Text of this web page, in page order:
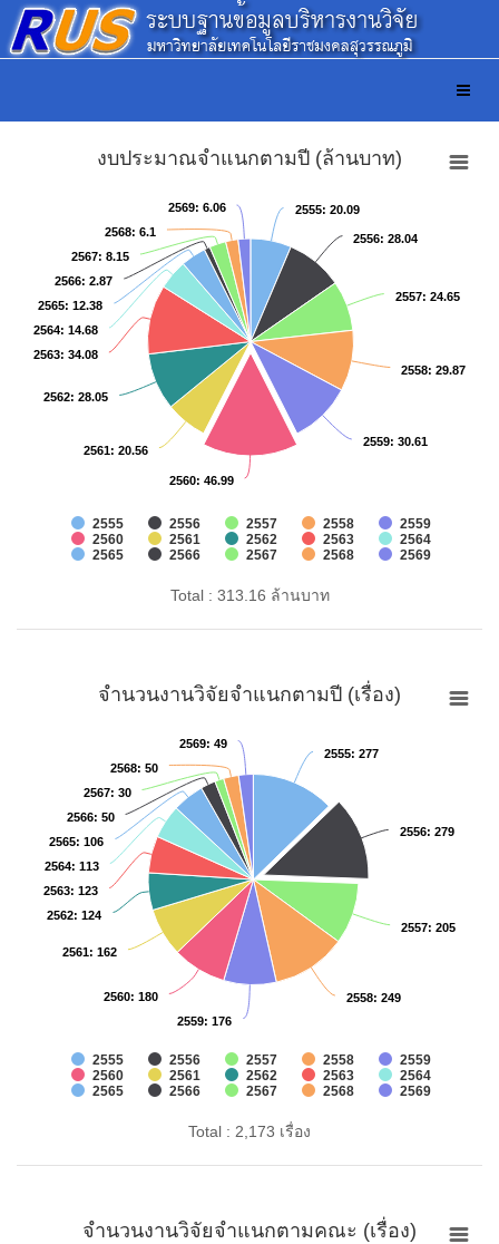
งบประมาณจำแนกตามปี (ล้านบาท)
2555: 20.09
2555: 20.09
2556: 28.04
2556: 28.04
2557: 24.65
2557: 24.65
2558: 29.87
2558: 29.87
2559: 30.61
2559: 30.61
2560: 46.99
2560: 46.99
2561: 20.56
2561: 20.56
2562: 28.05
2562: 28.05
2563: 34.08
2563: 34.08
2564: 14.68
2564: 14.68
2565: 12.38
2565: 12.38
2566: 2.87
2566: 2.87
2567: 8.15
2567: 8.15
2568: 6.1
2568: 6.1
2569: 6.06
2569: 6.06
2555 2556 2557 2558
2559
2560
2561 2562 2563
2564
2565
2566 2567 2568 2569
Total : 313.16 ล้านบาท
จำนวนงานวิจัยจำแนกตามปี (เรื่อง)
2555: 277
2555: 277
2556: 279
2556: 279
2557: 205
2557: 205
2558: 249
2558: 249
2559: 176
2559: 176
2560: 180
2560: 180
2561: 162
2561: 162
2562: 124
2562: 124
2563: 123
2563: 123
2564: 113
2564: 113
2565: 106
2565: 106
2566: 50
2566: 50
2567: 30
2567: 30
2568: 50
2568: 50
2569: 49
2569: 49
2555 2556 2557 2558
2559
2560
2561 2562 2563
2564
2565
2566 2567 2568 2569
Total : 2,173 เรื่อง
จำนวนงานวิจัยจำแนกตามคณะ (เรื่อง)